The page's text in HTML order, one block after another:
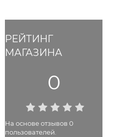
РЕЙТИНГ
МАГАЗИНА
0
На основе отзывов 0
пользователей.